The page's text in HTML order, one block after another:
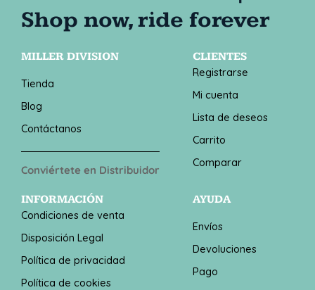
MILLER DIVISION
Tienda
Blog
Contáctanos
Conviértete en Distribuidor
CLIENTES
Registrarse
Mi cuenta
Lista de deseos
Carrito
Comparar
INFORMACIÓN
Condiciones de venta
Disposición Legal
Política de privacidad
Política de cookies
AYUDA
Envíos
Devoluciones
Pago